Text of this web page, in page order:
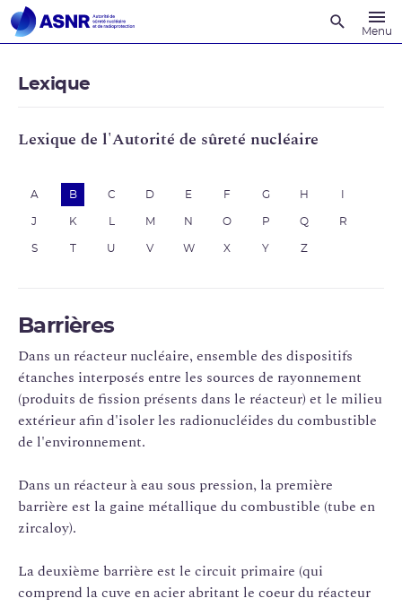
Menu
Lexique
Lexique de l'Autorité de sûreté nucléaire
A B C D E F G H
J K M N O P Q R
S U V W X Y Z
Barrières
Dans un réacteur nucléaire, ensemble des dispositifs
étanches interposés entre les sources de rayonnement
(produits de fission présents dans le réacteur) et le milieu
extérieur afin d'isoler les radionucléides du combustible
de l'environnement.
Dans un réacteur à eau sous pression, la première
barrière est la gaine métallique du combustible (tube en
zircaloy).
La deuxième barrière est le circuit primaire (qui
comprend la cuve en acier abritant le coeur du réacteur